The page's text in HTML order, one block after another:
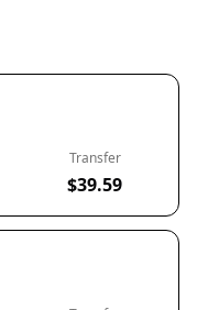
Transfer
$39.59